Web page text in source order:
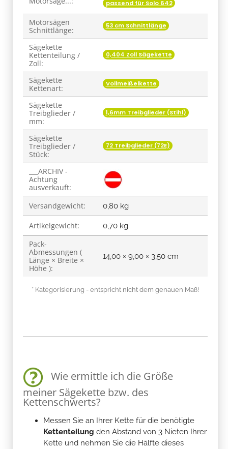
passend für Solo 642
Motorsägen
Schnittlänge:
53 cm Schnittlänge
Sägekette
Kettenteilung /
Zoll:
0,404 Zoll Sägekette
Sägekette
Kettenart:
Vollmeißelkette
Sägekette
Treibglieder /
mm:
1,6mm Treibglieder (Stihl)
Sägekette
Treibglieder /
Stück:
72 Treibglieder (72E)
___ARCHIV -
Achtung
ausverkauft:
Versandgewicht:
0,80 kg
Artikelgewicht: 0,70 kg
Pack-
Abmessungen (
Länge × Breite ×
Höhe ):
14,00 × 9,00 × 3,50 cm
* Kategorisierung - entspricht nicht dem genauen Maß!
Wie ermittle ich die Größe
meiner Sägekette bzw. des
Kettenschwerts?
Messen Sie an Ihrer Kette für die benötigte
Kettenteilung den Abstand von 3 Nieten Ihrer
Kette und nehmen Sie die Hälfte dieses